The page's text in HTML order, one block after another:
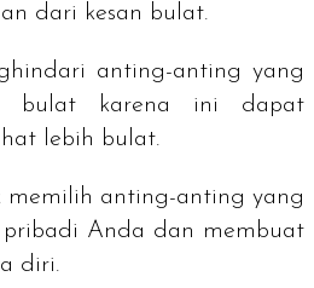
dari kesan bulat.
anting-anting yang
bulat karena ini dapat
lebih bulat.
memilih anting-anting yang
pribadi Anda dan membuat
diri.